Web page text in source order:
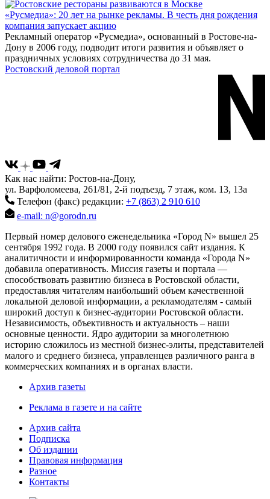
«Русмедиа»: 20 лет на рынке рекламы. В честь дня рождения
компания запускает акцию
Рекламный оператор «Русмедиа», основанный в Ростове-на-
Дону в 2006 году, подводит итоги развития и объявляет о
праздничных условиях сотрудничества до 31 мая.
Ростовский деловой портал
Как нас найти: Ростов-на-Дону,
ул. Варфоломеева, 261/81, 2-й подъезд, 7 этаж, ком. 13, 13а
Телефон (факс) редакции: +7 (863) 2 910 610
e-mail: n@gorodn.ru
Первый номер делового еженедельника «Город N» вышел 25
сентября 1992 года. В 2000 году появился сайт издания. К
аналитичности и информированности команда «Города N»
добавила оперативность. Миссия газеты и портала —
способствовать развитию бизнеса в Ростовской области,
предоставляя читателям наибольший объем качественной
локальной деловой информации, а рекламодателям - самый
широкий доступ к бизнес-аудитории Ростовской области.
Независимость, объективность и актуальность – наши
основные ценности. Ядро аудитории за многолетнюю
историю сложилось из местной бизнес-элиты, представителей
малого и среднего бизнеса, управленцев различного ранга в
коммерческих компаниях и в органах власти.
Архив газеты
Реклама в газете и на сайте
Архив сайта
Подписка
Об издании
Правовая информация
Разное
Контакты